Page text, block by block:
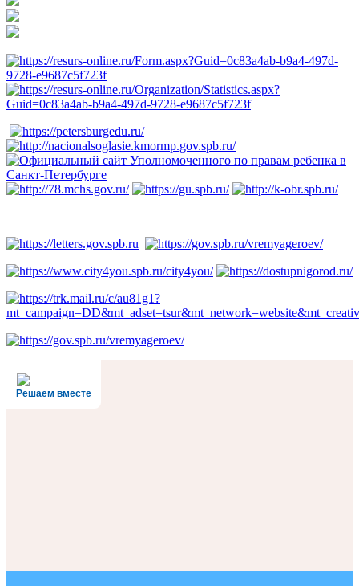
Решаем вместе